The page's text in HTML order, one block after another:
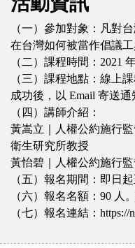
（一）參加對象：凡對
在台灣如何被當作倡議
（二）課程時間：2021
（三）課程地點：線上
成功後，以 Email 寄送通
（四）講師介紹：
黃嵩立｜人權公約施行
衛生研究所教授
黃怡碧｜人權公約施行
（五）報名期間：即日
（六）報名名額：90 人
（七）報名連結：https://